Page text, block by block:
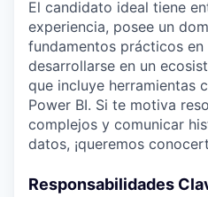
El candidato ideal tiene
experiencia, posee un
fundamentos prácticos
desarrollarse en un
que incluye herramientas
Power BI. Si te motiva
complejos y comunicar
datos, ¡queremos
Responsabilidades